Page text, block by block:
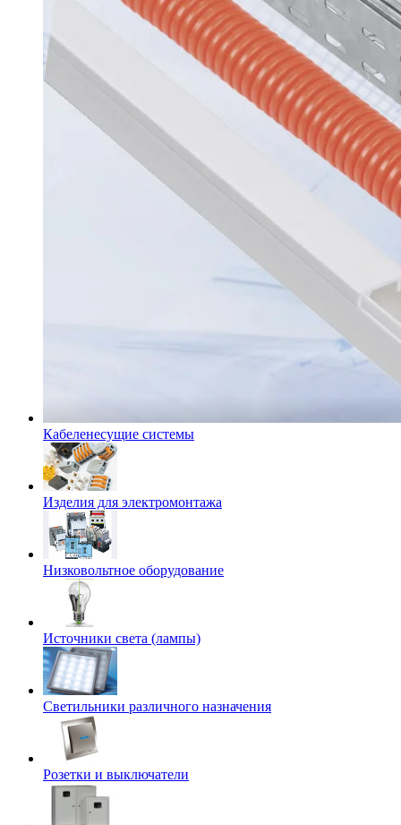
Кабеленесущие системы
Изделия для электромонтажа
Низковольтное оборудование
Источники света (лампы)
Светильники различного назначения
Розетки и выключатели